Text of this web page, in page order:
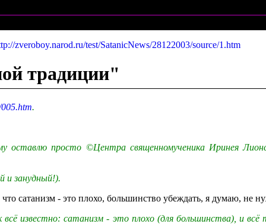
zveroboy.narod.ru/test/SatanicNews/28122003/source/1.htm
традиции"
.
просто ©Центра священномученика Иринея
и занудный!).
сатанизм - это плохо, большинство убеждать, я думаю, не
известно: сатанизм - это плохо (для большинства), и